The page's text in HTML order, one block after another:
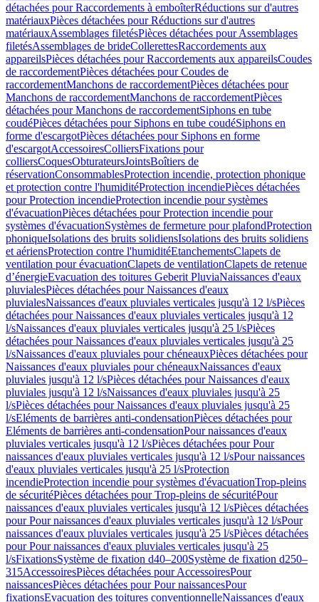
détachées pour Raccordements à emboîterRéductions sur d'autres
matériauxPièces détachées pour Réductions sur d'autres
matériauxAssemblages filetésPièces détachées pour Assemblages
filetésAssemblages de brideCollerettesRaccordements aux
appareilsPièces détachées pour Raccordements aux appareilsCoudes
de raccordementPièces détachées pour Coudes de
raccordementManchons de raccordementPièces détachées pour
Manchons de raccordementManchons de raccordementPièces
détachées pour Manchons de raccordementSiphons en tube
coudéPièces détachées pour Siphons en tube coudéSiphons en
forme d'escargotPièces détachées pour Siphons en forme
d'escargotAccessoiresColliersFixations pour
colliersCoquesObturateursJointsBoîtiers de
réservationConsommablesProtection incendie, protection phonique
et protection contre l'humiditéProtection incendiePièces détachées
pour Protection incendieProtection incendie pour systèmes
d'évacuationPièces détachées pour Protection incendie pour
systèmes d'évacuationSystèmes de fermeture pour plafondProtection
phoniqueIsolations des bruits solidiensIsolations des bruits solidiens
et aériensProtection contre l'humiditéEtanchementsClapets de
ventilation pour évacuationClapets de ventilationClapets de retenue
d’énergieEvacuation des toitures Geberit PluviaNaissances d'eaux
pluvialesPièces détachées pour Naissances d'eaux
pluvialesNaissances d'eaux pluviales verticales jusqu'à 12 l/sPièces
détachées pour Naissances d'eaux pluviales verticales jusqu'à 12
l/sNaissances d'eaux pluviales verticales jusqu'à 25 l/sPièces
détachées pour Naissances d'eaux pluviales verticales jusqu'à 25
l/sNaissances d'eaux pluviales pour chéneauxPièces détachées pour
Naissances d'eaux pluviales pour chéneauxNaissances d'eaux
pluviales jusqu'à 12 l/sPièces détachées pour Naissances d'eaux
pluviales jusqu'à 12 l/sNaissances d'eaux pluviales jusqu'à 25
l/sPièces détachées pour Naissances d'eaux pluviales jusqu'à 25
l/sEléments de barrières anti-condensationPièces détachées pour
Eléments de barrières anti-condensationPour naissances d'eaux
pluviales verticales jusqu'à 12 l/sPièces détachées pour Pour
naissances d'eaux pluviales verticales jusqu'à 12 l/sPour naissances
d'eaux pluviales verticales jusqu'à 25 l/sProtection
incendieProtection incendie pour systèmes d'évacuationTrop-pleins
de sécuritéPièces détachées pour Trop-pleins de sécuritéPour
naissances d'eaux pluviales verticales jusqu'à 12 l/sPièces détachées
pour Pour naissances d'eaux pluviales verticales jusqu'à 12 l/sPour
naissances d'eaux pluviales verticales jusqu'à 25 l/sPièces détachées
pour Pour naissances d'eaux pluviales verticales jusqu'à 25
l/sFixationsSystème de fixation d40–200Système de fixation d250–
315AccessoiresPièces détachées pour AccessoiresPour
naissancesPièces détachées pour Pour naissancesPour
fixationsEvacuation des toitures conventionnelleNaissances d'eaux